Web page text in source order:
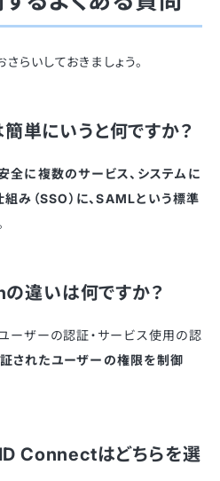
らいしておきましょう。
単にいうと何ですか？
全に複数のサービス、システムに
み（SSO）に、SAMLという標準
違いは何ですか？
ーザーの認証・サービス使用の認
されたユーザーの権限を制御
Connectはどちらを選